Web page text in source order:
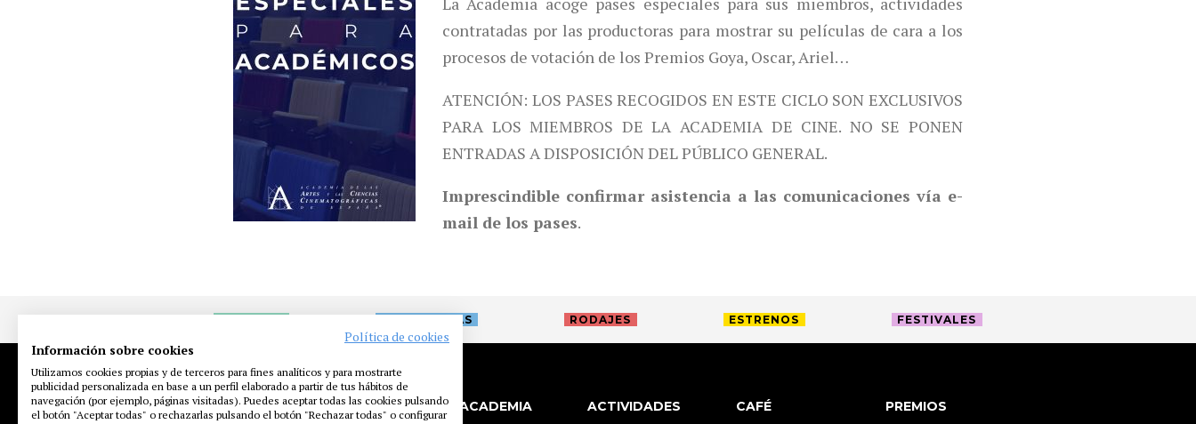
contratadas por las productoras para mostrar su películas de cara a los
procesos de votación de los Premios Goya, Oscar, Ariel…
ATENCIÓN: LOS PASES RECOGIDOS EN ESTE CICLO SON EXCLUSIVOS
PARA LOS MIEMBROS DE LA ACADEMIA DE CINE. NO SE PONEN
ENTRADAS A DISPOSICIÓN DEL PÚBLICO GENERAL.
Imprescindible confirmar asistencia a las comunicaciones vía e-
mail de los pases.
NOTICIAS ENTREVISTAS RODAJES ESTRENOS FESTIVALES
LA ACADEMIA ACTIVIDADES CAFÉ PREMIOS
Política de cookies
Información sobre cookies
Utilizamos cookies propias y de terceros para fines analíticos y para mostrarte
publicidad personalizada en base a un perfil elaborado a partir de tus hábitos de
navegación (por ejemplo, páginas visitadas). Puedes aceptar todas las cookies pulsando
el botón "Aceptar todas" o rechazarlas pulsando el botón "Rechazar todas" o configurar